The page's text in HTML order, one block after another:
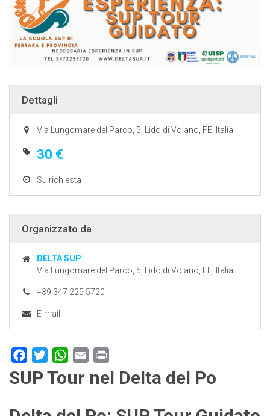
Dettagli
Via Lungomare del Parco, 5, Lido di Volano, FE, Italia
30 €
Su richiesta
Organizzato da
DELTA SUP
Via Lungomare del Parco, 5, Lido di Volano, FE, Italia
+39 347 225 5720
E-mail
FacebookTwitterWhatsApp
Email
SUP Tour nel Delta del Po